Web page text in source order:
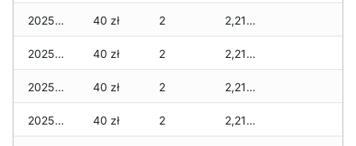
2025-12-23 40 zł 2 2,215 zł
2025-12-22 40 zł 2 2,215 zł
2025-12-21 40 zł 2 2,215 zł
2025-12-20 40 zł 2 2,215 zł